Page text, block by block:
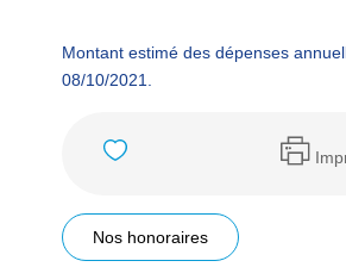
Montant estimé des dépenses
08/10/2021.
Nos honoraires